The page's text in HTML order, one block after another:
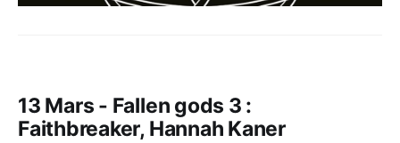
13 Mars - Fallen gods 3 :
Faithbreaker, Hannah Kaner